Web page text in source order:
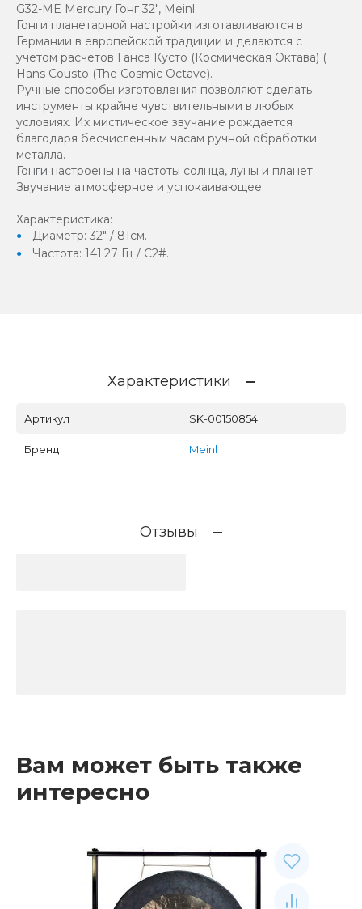
G32-ME Mercury Гонг 32", Meinl.
Гонги планетарной настройки изготавливаются в
Германии в европейской традиции и делаются с
учетом расчетов Ганса Кусто (Космическая Октава) (
Hans Cousto (The Cosmic Octave).
Ручные способы изготовления позволяют сделать
инструменты крайне чувствительными в любых
условиях. Их мистическое звучание рождается
благодаря бесчисленным часам ручной обработки
металла.
Гонги настроены на частоты солнца, луны и планет.
Звучание атмосферное и успокаивающее.
Характеристика:
Диаметр: 32" / 81см.
Частота: 141.27 Гц / C2#.
Характеристики
Артикул SK-00150854
Бренд Meinl
Отзывы
Вам может быть также
интересно